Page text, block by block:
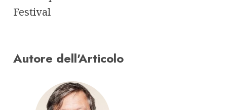
Festival
Autore dell'Articolo